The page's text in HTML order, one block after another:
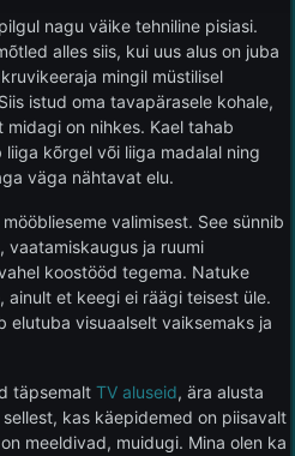
nagu väike tehniline pisiasi.
alles siis, kui uus alus on juba
mingil müstilisel
istud oma tavapärasele kohale,
on nihkes. Kael tahab
kõrgel või liiga madalal ning
väga nähtavat elu.
valimisest. See sünnib
vaatamiskaugus ja ruumi
koostööd tegema. Natuke
ainult et keegi ei räägi teisest üle.
elutuba visuaalselt vaiksemaks ja
täpsemalt TV aluseid, ära alusta
kas käepidemed on piisavalt
meeldivad, muidugi. Mina olen ka